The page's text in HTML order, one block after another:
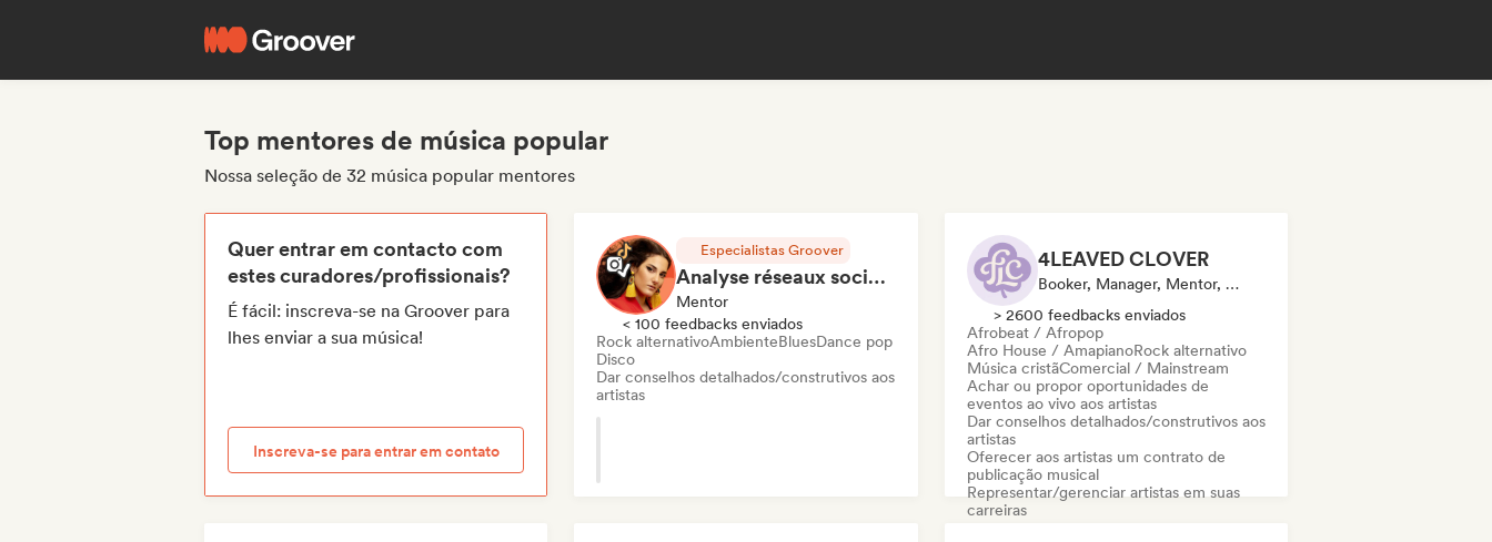
Top mentores de música popular
Nossa seleção de 32 música popular mentores
Quer entrar em contacto com
estes curadores/profissionais?
É fácil: inscreva-se na Groover para
lhes enviar a sua música!
Inscreva-se para entrar em contato
Especialistas Groover
Analyse réseaux sociaux et présence en ligne
Mentor
< 100 feedbacks enviados
Rock alternativoAmbienteBluesDance pop
Disco
Dar conselhos detalhados/construtivos aos
artistas
4LEAVED CLOVER
Booker, Manager, Mentor, Editora
> 2600 feedbacks enviados
Afrobeat / Afropop
Afro House / AmapianoRock alternativo
Música cristãComercial / Mainstream
Achar ou propor oportunidades de
eventos ao vivo aos artistas
Dar conselhos detalhados/construtivos aos
artistas
Oferecer aos artistas um contrato de
publicação musical
Representar/gerenciar artistas em suas
carreiras